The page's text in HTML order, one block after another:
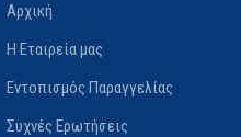
Αρχική
Η Εταιρεία μας
Εντοπισμός Παραγγελίας
Συχνές Ερωτήσεις